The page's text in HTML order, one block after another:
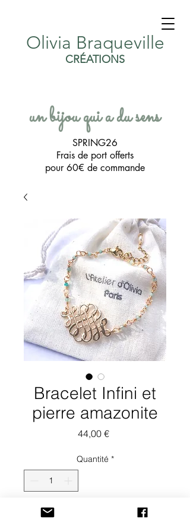
Olivia Braqueville
CRÉATIONS
un bijou qui a du sens
SPRING26
Frais de port offerts
pour 60€ de commande
Bracelet Infini et
pierre amazonite
44,00 €Prix
Quantité *